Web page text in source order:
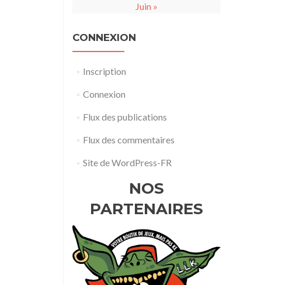
Juin »
CONNEXION
Inscription
Connexion
Flux des publications
Flux des commentaires
Site de WordPress-FR
NOS
PARTENAIRES